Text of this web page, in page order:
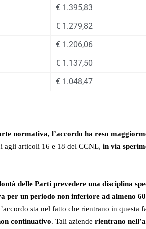
€ 1.395,83
€ 1.279,82
€ 1.206,06
€ 1.137,50
€ 1.048,47
normativa, l’accordo ha reso
agli articoli 16 e 18 del CCNL, in via
delle Parti prevedere una disciplina
per un periodo non inferiore ad almeno
sta nel fatto che rientrano in questa
continuativo. Tali aziende rientrano